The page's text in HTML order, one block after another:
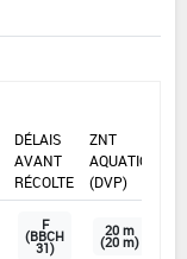
DÉLAIS
AVANT
RÉCOLTE
ZNT
AQUATIQUE
(DVP)
F
(BBCH
31)
20 m
(20 m)